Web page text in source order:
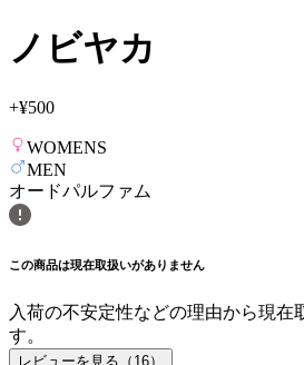
ノビヤカ
+¥500
WOMENS
MEN
オードパルファム
この商品は現在取扱いがありません
入荷の不安定性などの理由から現在
す。
レビューを見る（ 16）